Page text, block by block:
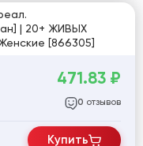
| 20+ ЖИВЫХ
[866305]
471.83 ₽
0 отзывов
Купить